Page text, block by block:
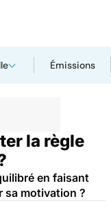
Émissions
la règle
en faisant
sa motivation ?